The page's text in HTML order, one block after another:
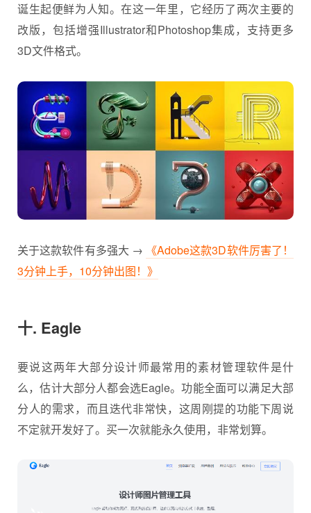
诞生起便鲜为人知。在这一年里，它经历了两次主要的
改版，包括增强Illustrator和Photoshop集成，支持更多
3D文件格式。
关于这款软件有多强大 → 《Adobe这款3D软件厉害了！
3分钟上手，10分钟出图！》
十. Eagle
要说这两年大部分设计师最常用的素材管理软件是什
么，估计大部分人都会选Eagle。功能全面可以满足大部
分人的需求，而且迭代非常快，这周刚提的功能下周说
不定就开发好了。买一次就能永久使用，非常划算。